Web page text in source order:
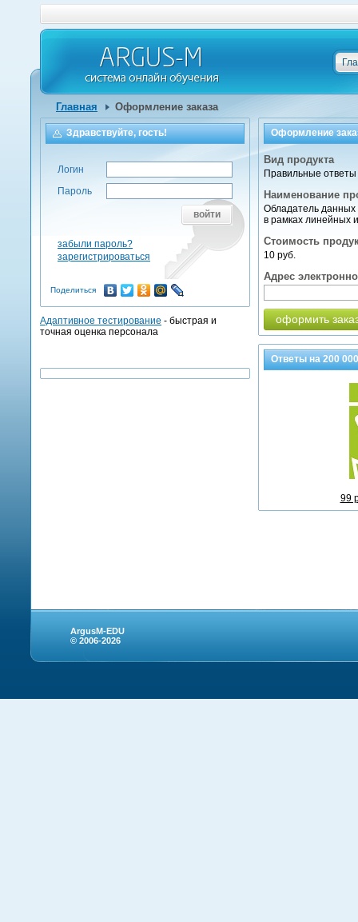
Главная Оформление заказа
Оформление
Вид продукта
Правильные ответы
Наименование
Обладатель
в рамках линейных
Стоимость
10 руб.
Адрес
оформить
Ответы на200 000
99
Здравствуйте, гость!
Логин
Пароль
войти
забыли пароль?
зарегистрироваться
Поделиться
Адаптивное тестирование - быстрая и
точная оценка персонала
ArgusM-EDU
© 2006-2026